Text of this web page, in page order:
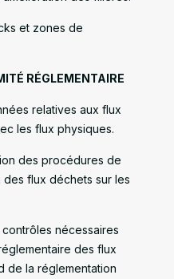
et zones de
RÉGLEMENTAIRE
relatives aux flux
les flux physiques.
des procédures de
flux déchets sur les
nécessaires
des flux
de la réglementation